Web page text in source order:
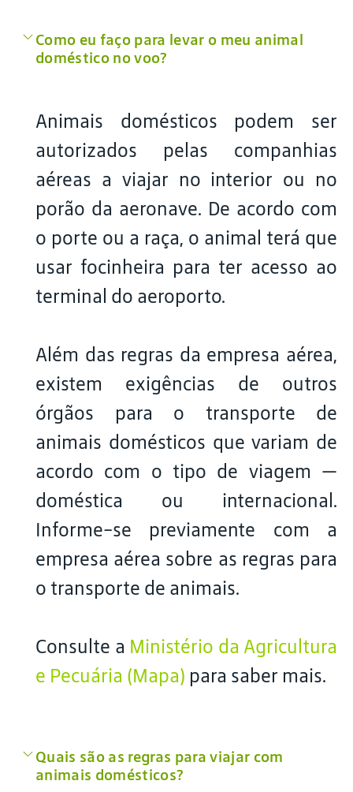
Como eu faço para levar o meu animal
doméstico no voo?
Animais domésticos podem ser
autorizados pelas companhias
aéreas a viajar no interior ou no
porão da aeronave. De acordo com
o porte ou a raça, o animal terá que
usar focinheira para ter acesso ao
terminal do aeroporto.
Além das regras da empresa aérea,
existem exigências de outros
órgãos para o transporte de
animais domésticos que variam de
acordo com o tipo de viagem —
doméstica ou internacional.
Informe-se previamente com a
empresa aérea sobre as regras para
o transporte de animais.
Consulte a Ministério da Agricultura
e Pecuária (Mapa) para saber mais.
Quais são as regras para viajar com
animais domésticos?